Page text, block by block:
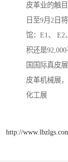
皮革业的触
日至9月2日
馆：E1、 E2
积还是
国国际真皮
皮革机械展
化工展
http://